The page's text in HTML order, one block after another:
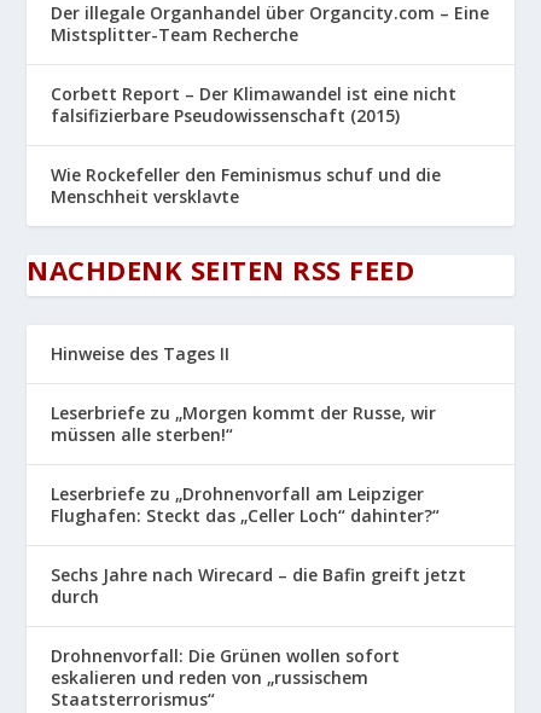
Der illegale Organhandel über Organcity.com – Eine
Mistsplitter-Team Recherche
Corbett Report – Der Klimawandel ist eine nicht
falsifizierbare Pseudowissenschaft (2015)
Wie Rockefeller den Feminismus schuf und die
Menschheit versklavte
NACHDENK SEITEN RSS FEED
Hinweise des Tages II
Leserbriefe zu „Morgen kommt der Russe, wir
müssen alle sterben!“
Leserbriefe zu „Drohnenvorfall am Leipziger
Flughafen: Steckt das „Celler Loch“ dahinter?“
Sechs Jahre nach Wirecard – die Bafin greift jetzt
durch
Drohnenvorfall: Die Grünen wollen sofort
eskalieren und reden von „russischem
Staatsterrorismus“